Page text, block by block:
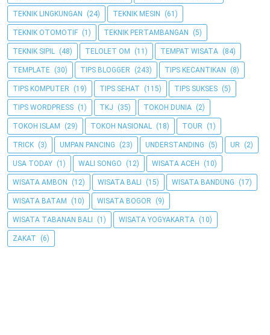
TEKNIK LINGKUNGAN (24) TEKNIK MESIN (61)
TEKNIK OTOMOTIF (1) TEKNIK PERTAMBANGAN (5)
TEKNIK SIPIL (48) TELOLET OM (11) TEMPAT WISATA (84)
TEMPLATE (30) TIPS BLOGGER (243) TIPS KECANTIKAN (8)
TIPS KOMPUTER (19) TIPS SEHAT (115) TIPS SUKSES (5)
TIPS WORDPRESS (1) TKJ (35) TOKOH DUNIA (2)
TOKOH ISLAM (29) TOKOH NASIONAL (18) TOUR (1)
TRICK (3) UMPAN PANCING (23) UNDERSTANDING (5) UR (2)
USA TODAY (1) WALI SONGO (12) WISATA ACEH (10)
WISATA AMBON (12) WISATA BALI (15) WISATA BANDUNG (17)
WISATA BATAM (10) WISATA BOGOR (9)
WISATA TABANAN BALI (1) WISATA YOGYAKARTA (10)
ZAKAT (6)